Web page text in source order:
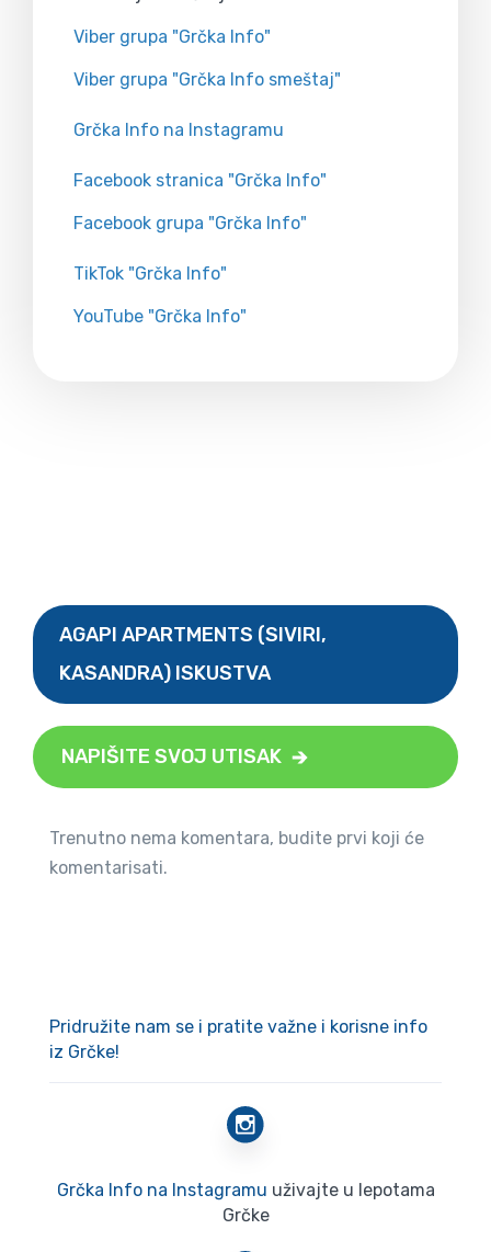
Viber grupa "Grčka Info"
Viber grupa "Grčka Info smeštaj"
Grčka Info na Instagramu
Facebook stranica "Grčka Info"
Facebook grupa "Grčka Info"
TikTok "Grčka Info"
YouTube "Grčka Info"
AGAPI APARTMENTS (SIVIRI,
KASANDRA) ISKUSTVA
NAPIŠITE SVOJ UTISAK
Trenutno nema komentara, budite prvi koji će
komentarisati.
Pridružite nam se i pratite važne i korisne info
iz Grčke!
Grčka Info na Instagramu uživajte u lepotama
Grčke